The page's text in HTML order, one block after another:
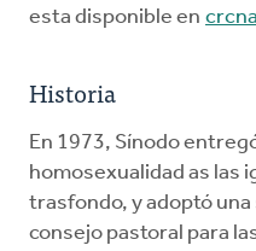
esta disponible en
Historia
En 1973, Sínodo
homosexualidad as las
trasfondo, y adoptó
consejo pastoral para